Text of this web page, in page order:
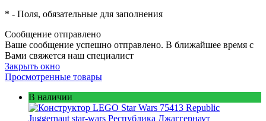
* - Поля, обязательные для заполнения
Сообщение отправлено
Ваше сообщение успешно отправлено. В ближайшее время с
Вами свяжется наш специалист
Закрыть окно
Просмотренные товары
В наличии